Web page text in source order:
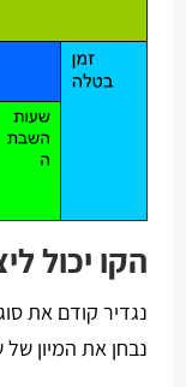
הקו יכול
נגדיר קודם את
נבחן את המיון של